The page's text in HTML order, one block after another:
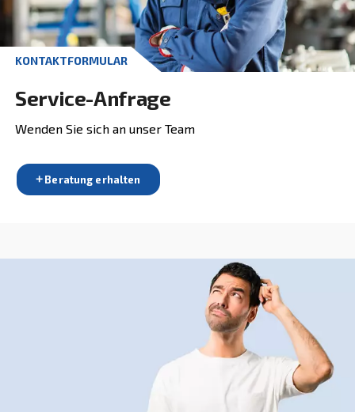
Wenden Sie sich an unsere
für Druckluftlösungen!